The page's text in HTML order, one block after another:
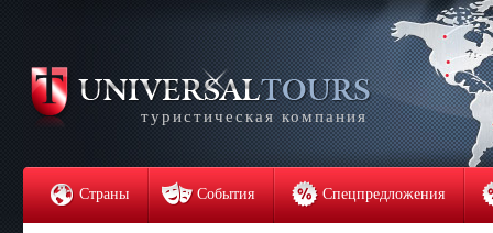
туристическая компания
Страны События Спецпредложения